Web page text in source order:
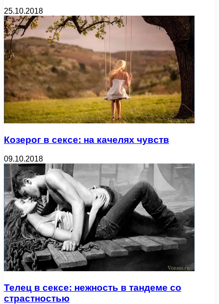
25.10.2018
Козерог в сексе: на качелях чувств
09.10.2018
Телец в сексе: нежность в тандеме со
страстностью